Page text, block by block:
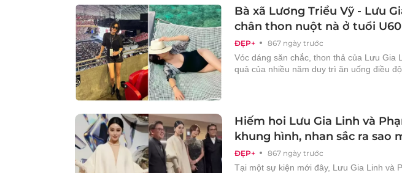
ĐẸP+ 867 ngày trước
Bà xã Lương Triều Vỹ - Lưu
chân thon nuột nà ở tuổi U60
Vóc dáng săn chắc, thon thả của Lưu Gia
quả của nhiều năm duy trì ăn uống điều
ĐẸP+ 867 ngày trước
Hiếm hoi Lưu Gia Linh và
khung hình, nhan sắc ra sao
Tại một sự kiện mới đây, Lưu Gia Linh và